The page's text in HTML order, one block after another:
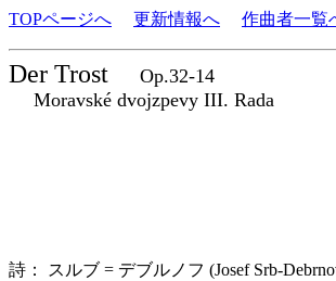
TOPページへ 更新情報へ 作曲者一覧
Der Trost
Op.32-14
Moravské dvojzpevy III. Rada
詩： スルブ = デブルノフ (Josef Srb-